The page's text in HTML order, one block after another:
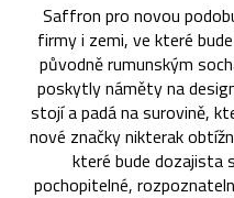
Saffron pro novou
firmy i zemi, ve které
původně rumunským
poskytly náměty na
stojí a padá na surovině,
nové značky nikterak
které bude dozajista
pochopitelné,